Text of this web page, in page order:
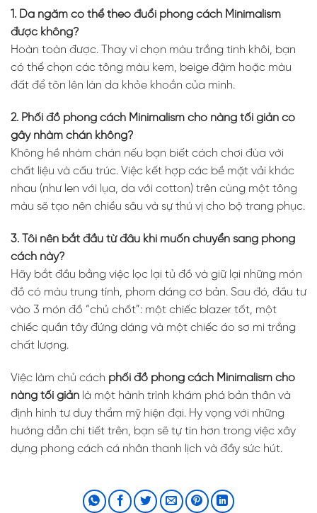
1. Da ngăm có thể theo đuổi phong cách Minimalism
được không?
Hoàn toàn được. Thay vì chọn màu trắng tinh khôi, bạn
có thể chọn các tông màu kem, beige đậm hoặc màu
đất để tôn lên làn da khỏe khoắn của mình.
2. Phối đồ phong cách Minimalism cho nàng tối giản có
gây nhàm chán không?
Không hề nhàm chán nếu bạn biết cách chơi đùa với
chất liệu và cấu trúc. Việc kết hợp các bề mặt vải khác
nhau (như len với lụa, da với cotton) trên cùng một tông
màu sẽ tạo nên chiều sâu và sự thú vị cho bộ trang phục.
3. Tôi nên bắt đầu từ đâu khi muốn chuyển sang phong
cách này?
Hãy bắt đầu bằng việc lọc lại tủ đồ và giữ lại những món
đồ có màu trung tính, phom dáng cơ bản. Sau đó, đầu tư
vào 3 món đồ “chủ chốt”: một chiếc blazer tốt, một
chiếc quần tây đứng dáng và một chiếc áo sơ mi trắng
chất lượng.
Việc làm chủ cách phối đồ phong cách Minimalism cho
nàng tối giản là một hành trình khám phá bản thân và
định hình tư duy thẩm mỹ hiện đại. Hy vọng với những
hướng dẫn chi tiết trên, bạn sẽ tự tin hơn trong việc xây
dựng phong cách cá nhân thanh lịch và đầy sức hút.